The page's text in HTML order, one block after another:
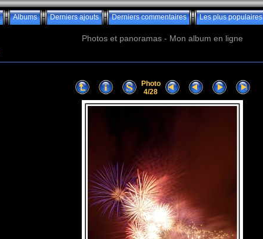
Albums Derniers ajouts Derniers commentaires Les plus populaires
Photos et panoramas - Mon album en ligne
Photo
4/28